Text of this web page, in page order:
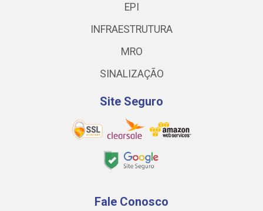
EPI
INFRAESTRUTURA
MRO
SINALIZAÇÃO
Site Seguro
Fale Conosco